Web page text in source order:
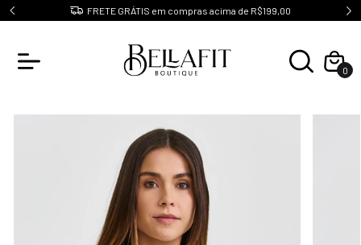
FRETE GRÁTIS em compras acima de R$199,00
0